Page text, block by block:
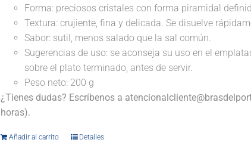
Forma: preciosos cristales con forma piramidal
Textura: crujiente, fina y delicada. Se disuelve
Sabor: sutil, menos salado que la sal común.
Sugerencias de uso: se aconseja su uso en el
sobre el plato terminado, antes de servir.
Peso neto: 200 g
¿Tienes dudas? Escríbenos a
horas).
Añadir al carrito Detalles